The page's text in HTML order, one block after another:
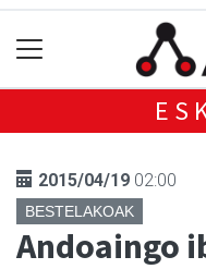
2015/04/19 02:00
BESTELAKOAK
Andoaingo